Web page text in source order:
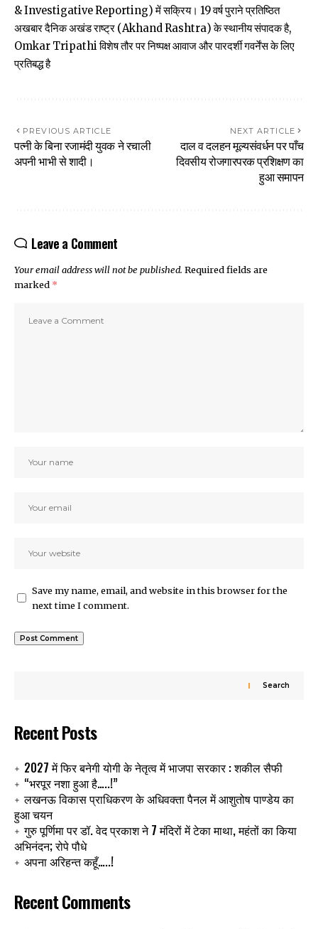
& Investigative Reporting) में सक्रिय। 19 वर्ष पुराने प्रतिष्ठित
अखबार दैनिक अखंड राष्ट्र (Akhand Rashtra) के स्थानीय संपादक है,
Omkar Tripathi विशेष तौर पर निष्पक्ष आवाज और पारदर्शी गवर्नेंस के लिए
प्रतिबद्ध है
PREVIOUS ARTICLE
पत्नी के बिना रजामंदी युवक ने रचाली
अपनी भाभी से शादी।
NEXT ARTICLE
दाल व दलहन मूल्यसंवर्धन पर पाँच
दिवसीय रोजगारपरक प्रशिक्षण का
हुआ समापन
Leave a Comment
Your email address will not be published. Required fields are
marked *
Save my name, email, and website in this browser for the
next time I comment.
Search
Recent Posts
2027 में फिर बनेगी योगी के नेतृत्व में भाजपा सरकार : शकील सैफी
“भरपूर नशा हुआ है…..!”
लखनऊ विकास प्राधिकरण के अधिवक्ता पैनल में आशुतोष पाण्डेय का
हुआ चयन
गुरु पूर्णिमा पर डॉ. वेद प्रकाश ने 7 मंदिरों में टेका माथा, महंतों का किया
अभिनंदन; रोपे पौधे
अपना अरिहन्त कहूँ…..!
Recent Comments